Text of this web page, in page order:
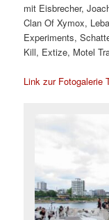
mit Eisbrecher,
Clan Of Xymox,
Experiments,
Kill, Extize, Motel
Link zur Fotogalerie